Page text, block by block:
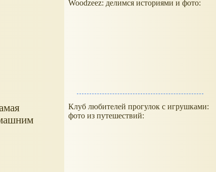
Woodzeez: делимся историями и фото:
Клуб любителей прогулок с игрушками:
фото из путешествий: